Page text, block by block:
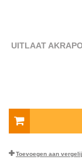
UITLAAT
Toevoegen aan